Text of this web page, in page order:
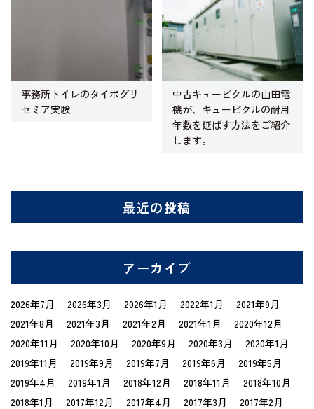
事務所トイレのタイポグリ
セミア実験
中古キュービクルの山田電
機が、キュービクルの耐用
年数を延ばす方法をご紹介
します。
最近の投稿
アーカイブ
2026年7月 2026年3月 2026年1月 2022年1月
2021年9月
2021年8月
2021年3月 2021年2月 2021年1月
2020年12月
2020年11月
2020年10月 2020年9月 2020年3月
2020年1月
2019年11月
2019年9月 2019年7月 2019年6月
2019年5月
2019年4月
2019年1月 2018年12月 2018年11月
2018年10月
2018年1月
2017年12月 2017年4月 2017年3月 2017年2月